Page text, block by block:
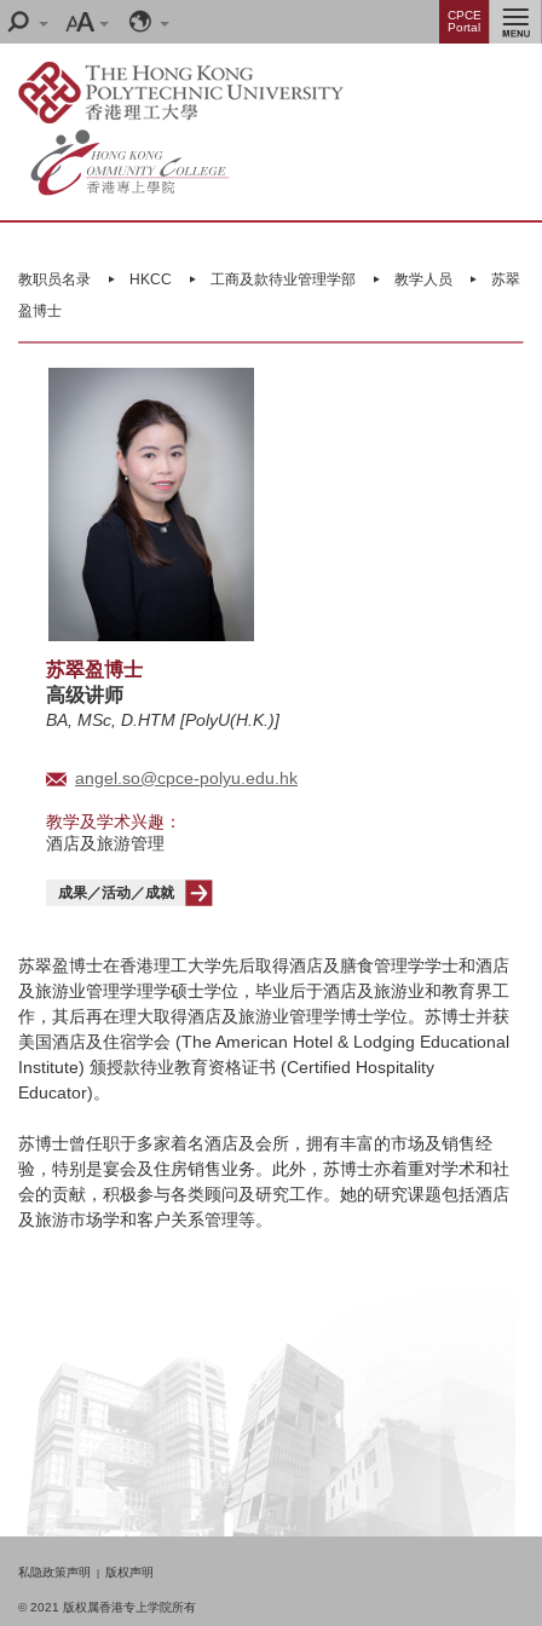
Skip
to
content
Search
Font
size
Language
CPCE
Portal
Menu
start教职员名录 HKCC 工商及款待业管理学部 教学人员
苏翠
盈博士
苏翠盈博士
高级讲师
BA, MSc, D.HTM [PolyU(H.K.)]
angel.so@cpce-polyu.edu.hk
教学及学术兴趣：
酒店及旅游管理
成果／活动／成就
苏翠盈博士在香港理工大学先后取得酒店及膳食管理学学士和酒店
及旅游业管理学理学硕士学位，毕业后于酒店及旅游业和教育界工
作，其后再在理大取得酒店及旅游业管理学博士学位。苏博士并获
美国酒店及住宿学会 (The American Hotel & Lodging Educational
Institute) 颁授款待业教育资格证书 (Certified Hospitality
Educator)。
苏博士曾任职于多家着名酒店及会所，拥有丰富的市场及销售经
验，特别是宴会及住房销售业务。此外，苏博士亦着重对学术和社
会的贡献，积极参与各类顾问及研究工作。她的研究课题包括酒店
及旅游市场学和客户关系管理等。
私隐政策声明 版权声明
© 2021 版权属香港专上学院所有